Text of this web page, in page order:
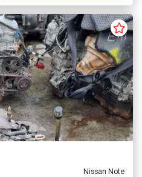
Nissan Note